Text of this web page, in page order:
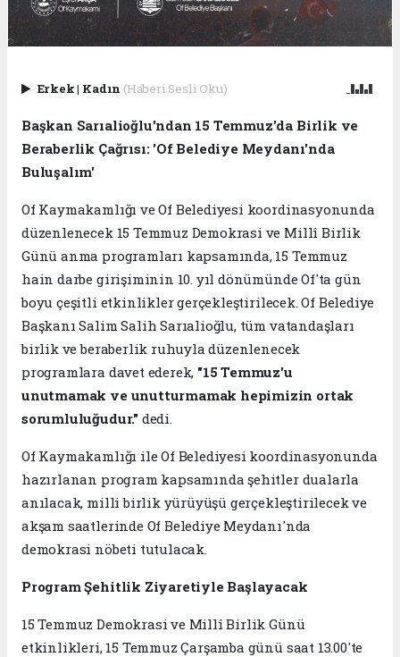
Erkek| Kadın (Haberi Sesli Oku)
Başkan Sarıalioğlu'ndan 15 Temmuz'da Birlik ve
Beraberlik Çağrısı: 'Of Belediye Meydanı'nda
Buluşalım'
Of Kaymakamlığı ve Of Belediyesi koordinasyonunda
düzenlenecek 15 Temmuz Demokrasi ve Millî Birlik
Günü anma programları kapsamında, 15 Temmuz
hain darbe girişiminin 10. yıl dönümünde Of'ta gün
boyu çeşitli etkinlikler gerçekleştirilecek. Of Belediye
Başkanı Salim Salih Sarıalioğlu, tüm vatandaşları
birlik ve beraberlik ruhuyla düzenlenecek
programlara davet ederek, "15 Temmuz'u
unutmamak ve unutturmamak hepimizin ortak
sorumluluğudur." dedi.
Of Kaymakamlığı ile Of Belediyesi koordinasyonunda
hazırlanan program kapsamında şehitler dualarla
anılacak, milli birlik yürüyüşü gerçekleştirilecek ve
akşam saatlerinde Of Belediye Meydanı'nda
demokrasi nöbeti tutulacak.
Program Şehitlik Ziyaretiyle Başlayacak
15 Temmuz Demokrasi ve Millî Birlik Günü
etkinlikleri, 15 Temmuz Çarşamba günü saat 13.00'te